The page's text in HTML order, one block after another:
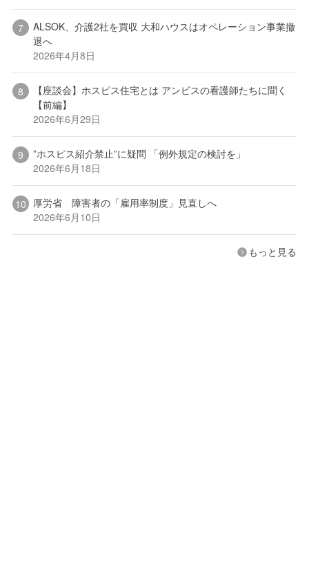
ALSOK、介護2社を買収 大和ハウスはオペレーション事業撤
退へ
2026年4月8日
【座談会】ホスピス住宅とは アンビスの看護師たちに聞く
【前編】
2026年6月29日
”ホスピス紹介禁止”に疑問 「例外規定の検討を」
2026年6月18日
厚労省 障害者の「雇用率制度」見直しへ
2026年6月10日
もっと見る